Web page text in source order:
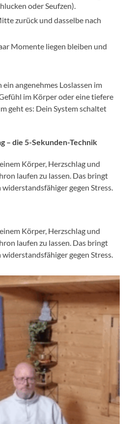
oder Seufzen).
zurück und dasselbe nach
Momente liegen bleiben und
angenehmes Loslassen im
im Körper oder eine tiefere
geht es: Dein System schaltet
– die 5-Sekunden-Technik
Körper, Herzschlag und
laufen zu lassen. Das bringt
gegen Stress.
Körper, Herzschlag und
laufen zu lassen. Das bringt
gegen Stress.